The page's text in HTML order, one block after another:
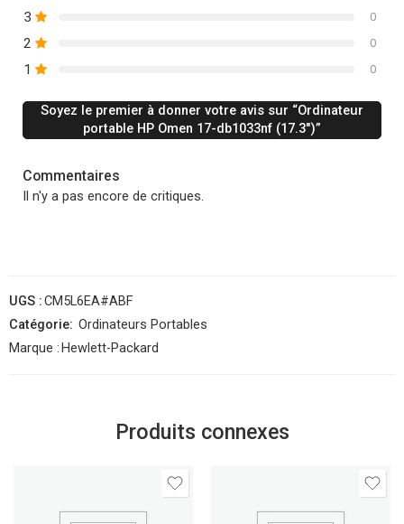
3 0
2 0
1 0
Soyez le premier à donner votre avis sur “Ordinateur
portable HP Omen 17-db1033nf (17.3″)”
Commentaires
Il n'y a pas encore de critiques.
UGS :CM5L6EA#ABF
Catégorie: Ordinateurs Portables
Marque : Hewlett-Packard
Produits connexes